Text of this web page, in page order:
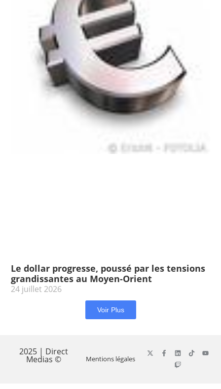
Le dollar progresse, poussé par les tensions
grandissantes au Moyen-Orient
24 juillet 2026
Voir Plus
2025 | Direct
Medias © Mentions légales